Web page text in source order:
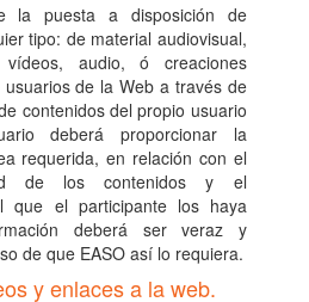
la puesta a disposición de
tipo: de material audiovisual,
audio, ó creaciones
de la Web a través de
contenidos del propio usuario
deberá proporcionar la
requerida, en relación con el
de los contenidos y el
que el participante los haya
deberá ser veraz y
de que EASO así lo requiera.
y enlaces a la web.